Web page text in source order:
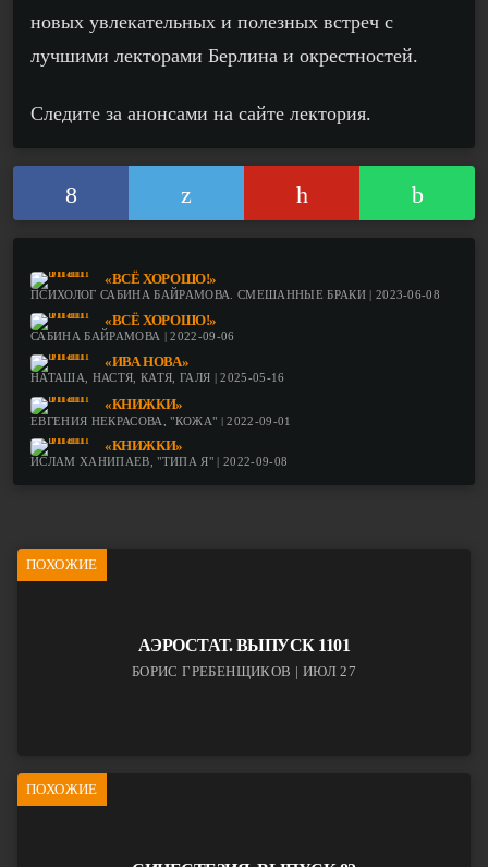
новых увлекательных и полезных встреч с
лучшими лекторами Берлина и окрестностей.
Следите за анонсами на сайте лектория.
«ВСЁ ХОРОШО!»
ПСИХОЛОГ САБИНА БАЙРАМОВА. СМЕШАННЫЕ БРАКИ | 2023-06-08
«ВСЁ ХОРОШО!»
САБИНА БАЙРАМОВА | 2022-09-06
«ИВА НОВА»
НАТАША, НАСТЯ, КАТЯ, ГАЛЯ | 2025-05-16
«КНИЖКИ»
ЕВГЕНИЯ НЕКРАСОВА, "КОЖА" | 2022-09-01
«КНИЖКИ»
ИСЛАМ ХАНИПАЕВ, "ТИПА Я" | 2022-09-08
ПОХОЖИЕ
АЭРОСТАТ. ВЫПУСК 1101
БОРИС ГРЕБЕНЩИКОВ | ИЮЛ 27
ПОХОЖИЕ